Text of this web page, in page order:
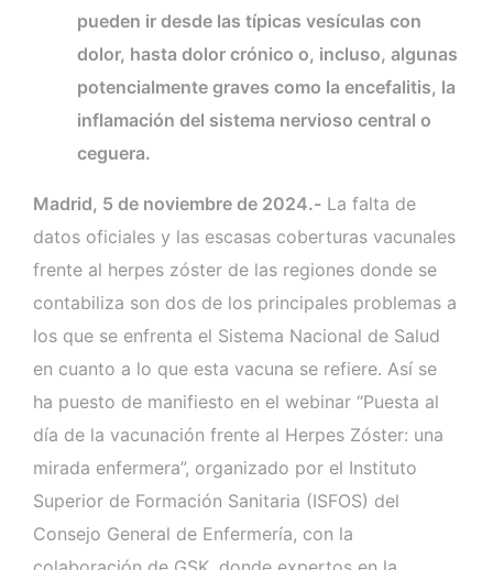
pueden ir desde las típicas vesículas con
dolor, hasta dolor crónico o, incluso, algunas
potencialmente graves como la encefalitis, la
inflamación del sistema nervioso central o
ceguera.
Madrid, 5 de noviembre de 2024.- La falta de
datos oficiales y las escasas coberturas vacunales
frente al herpes zóster de las regiones donde se
contabiliza son dos de los principales problemas a
los que se enfrenta el Sistema Nacional de Salud
en cuanto a lo que esta vacuna se refiere. Así se
ha puesto de manifiesto en el webinar “Puesta al
día de la vacunación frente al Herpes Zóster: una
mirada enfermera”, organizado por el Instituto
Superior de Formación Sanitaria (ISFOS) del
Consejo General de Enfermería, con la